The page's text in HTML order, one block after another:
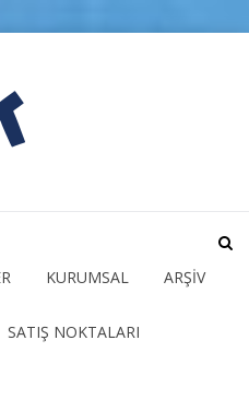
KURUMSAL ARŞİV
SATIŞ NOKTALARI